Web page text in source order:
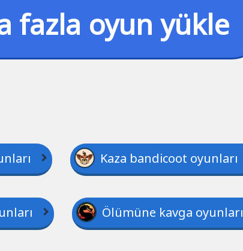
fazla oyun yükle
Kaza bandicoot oyunları
Ölümüne kavga oyunları